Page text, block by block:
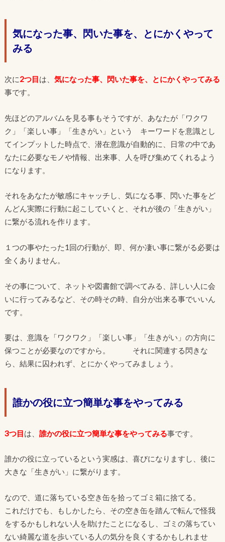
気になった事、閃いた事を、とにかくやって
みる
次に2つ目は、 気になった事、閃いた事を、とにかくやってみる
事です。
先ほどのアルバムを見る事もそうですが、あなたが「ワクワ
ク」「楽しい事」「生きがい」という キーワードを意識とし
てインプットした時点で、潜在意識が自動的に、日常の中であ
なたに必要なモノや情報、出来事、人を呼び集めてくれるよう
になります。
それをあなたが敏感にキャッチし、気になる事、閃いた事をど
んどん実際に行動に起こしていくと、それが後の「生きがい」
に繋がる流れを作ります。
１つの事やたった1回の行動が、即、何か凄い事に繋がる必要は
全くありません。
その事について、ネットや図書館で調べてみる、詳しい人に会
いに行ってみるなど、その時その時、自分が出来る事でいいん
です。
要は、意識を「ワクワク」「楽しい事」「生きがい」の方向に
保つことが必要なのですから。 それに関連する閃きな
ら、結果に囚われず、とにかくやってみましょう。
誰かの役に立つ簡単な事をやってみる
3つ目は、 誰かの役に立つ簡単な事をやってみる事です。
誰かの役に立っているという実感は、喜びになりますし、後に
大きな「生きがい」に繋がります。
なので、道に落ちている空き缶を拾ってゴミ箱に捨てる。
これだけでも、もしかしたら、その空き缶を踏んで転んで怪我
をするかもしれない人を助けたことになるし、ゴミの落ちてい
ない綺麗な道を歩いている人の気分を良くするかもしれませ